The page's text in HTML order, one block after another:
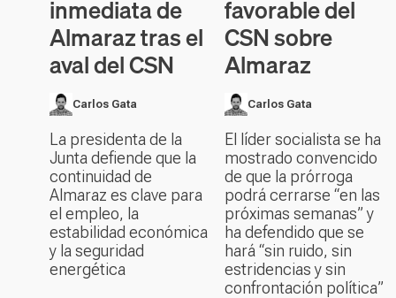
inmediata de
Almaraz tras el
aval del CSN
Carlos Gata
La presidenta de la
Junta defiende que la
continuidad de
Almaraz es clave para
el empleo, la
estabilidad económica
y la seguridad
energética
favorable del
CSN sobre
Almaraz
Carlos Gata
El líder socialista se ha
mostrado convencido
de que la prórroga
podrá cerrarse “en las
próximas semanas” y
ha defendido que se
hará “sin ruido, sin
estridencias y sin
confrontación política”